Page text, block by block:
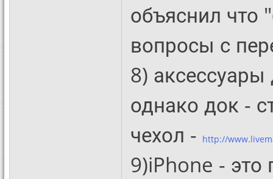
объяснил что
вопросы с
8)
однако док -
чехол - http://
9)iPhone -